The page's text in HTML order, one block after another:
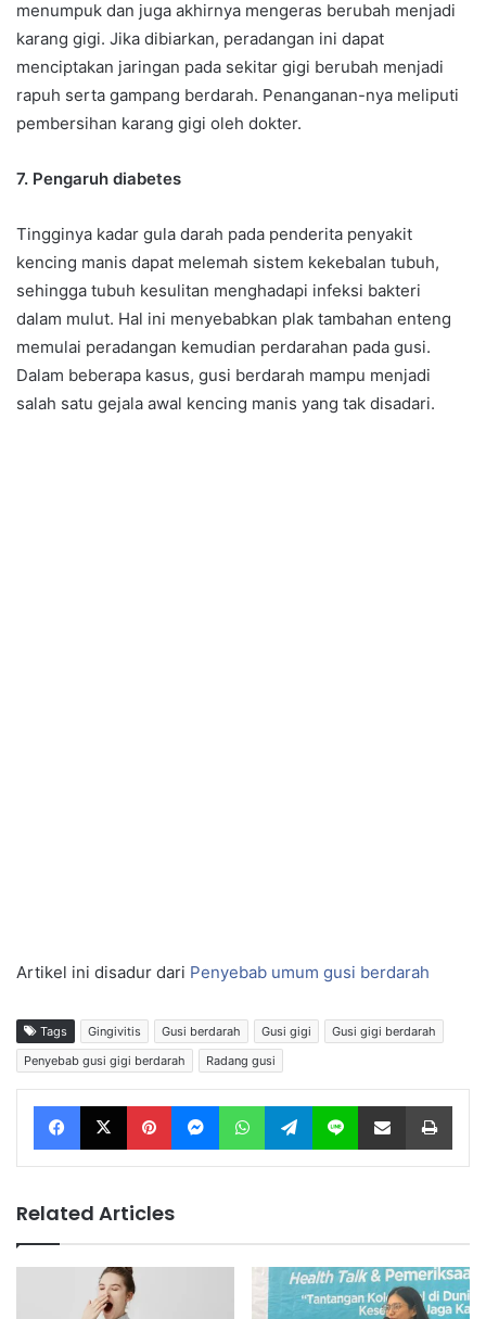
menumpuk dan juga akhirnya mengeras berubah menjadi
karang gigi. Jika dibiarkan, peradangan ini dapat
menciptakan jaringan pada sekitar gigi berubah menjadi
rapuh serta gampang berdarah. Penanganan-nya meliputi
pembersihan karang gigi oleh dokter.
7. Pengaruh diabetes
Tingginya kadar gula darah pada penderita penyakit
kencing manis dapat melemah sistem kekebalan tubuh,
sehingga tubuh kesulitan menghadapi infeksi bakteri
dalam mulut. Hal ini menyebabkan plak tambahan enteng
memulai peradangan kemudian perdarahan pada gusi.
Dalam beberapa kasus, gusi berdarah mampu menjadi
salah satu gejala awal kencing manis yang tak disadari.
Artikel ini disadur dari Penyebab umum gusi berdarah
Tags Gingivitis Gusi berdarah Gusi gigi
Gusi gigi berdarah
Penyebab gusi gigi berdarah
Radang gusi
Facebook X Pinterest Messenger WhatsApp Telegram Line Share via Email
Related Articles